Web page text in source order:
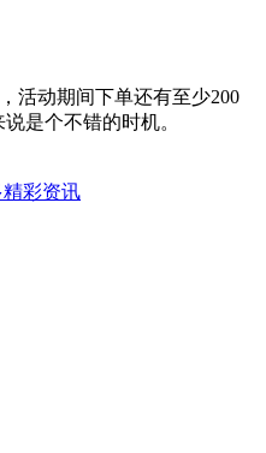
活动期间下单还有至少200
是个不错的时机。
彩资讯